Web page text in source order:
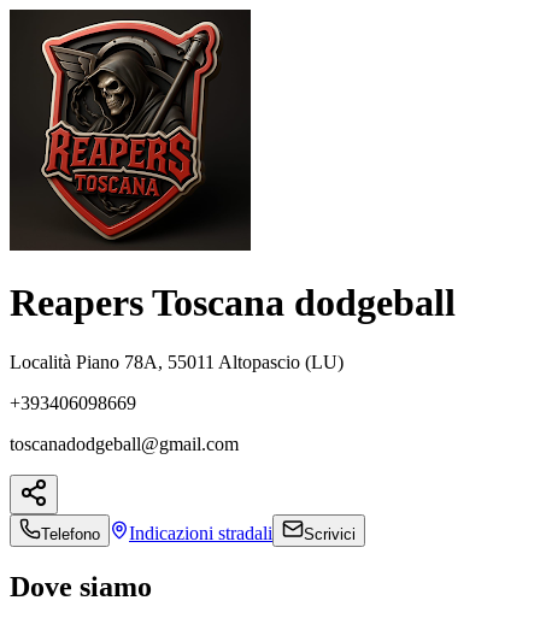
Reapers Toscana dodgeball
Località Piano 78A, 55011 Altopascio (LU)
+393406098669
toscanadodgeball@gmail.com
Telefono Indicazioni stradali Scrivici
Dove siamo